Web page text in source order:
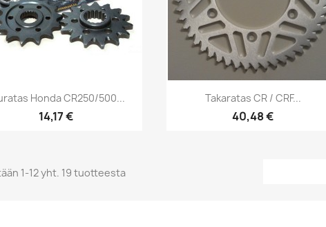
Pikakatselu
Honda CR250/500...
14,17 €
Pikakatselu
Takaratas CR / CRF...
40,48 €
1-12 yht. 19 tuotteesta